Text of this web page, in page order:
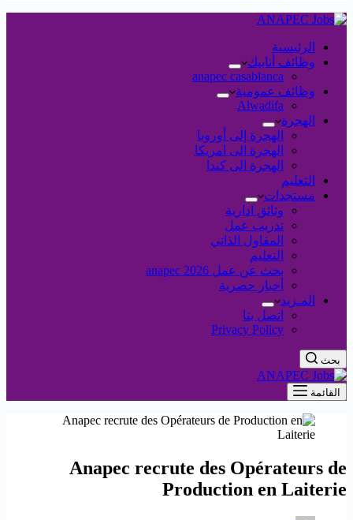
الرئيسية
وظائف أنابيك
anapec casablanca
وظائف عمومية
Alwadifa
الهجرة
الهجرة إلى أوروبا
الهجرة الى امريكا
الهجرة الى كندا
التعليم
مستجدات
وثائق ادارية
تدريب عمل
المقاول الذاتي
التعليم
بحث عن عمل 2026 anapec
أخبار حصرية
المـزيد
اتصل بنا
Privacy Policy
بحث
القائمة
Anapec recrute des Opérateurs de
Production en Laiterie